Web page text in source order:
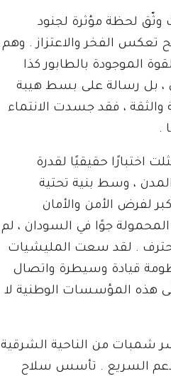
لحظة مؤثرة لجنود
تعكس الفخر والاعتزاز . وهم
الموجودة بالطابور كذا
، بل رسالة على بسط هيبة
، فقد جسدت الانتماء
.
اختبارًا حقيقيًا لقدرة
، وسط بنية تحتية
لفرض الأمن والأمان
جوًا في السودان ، لم
. لقد سعت المليشيات
قيادة وسيطرة واتصال
هذه المؤسسات الوطنية لا
من الناحية الشرقية
السريع . تأسس سلاح